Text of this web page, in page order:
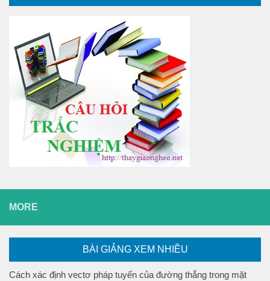
MORE
BÀI GIẢNG XEM NHIỀU
Cách xác định vectơ pháp tuyến của đường thẳng trong mặt